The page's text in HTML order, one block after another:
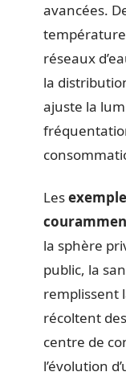
avancées.
réseaux
la
ajuste la
Les
la sphère
public, la
remplissent
récoltent
centre de
l’évolution